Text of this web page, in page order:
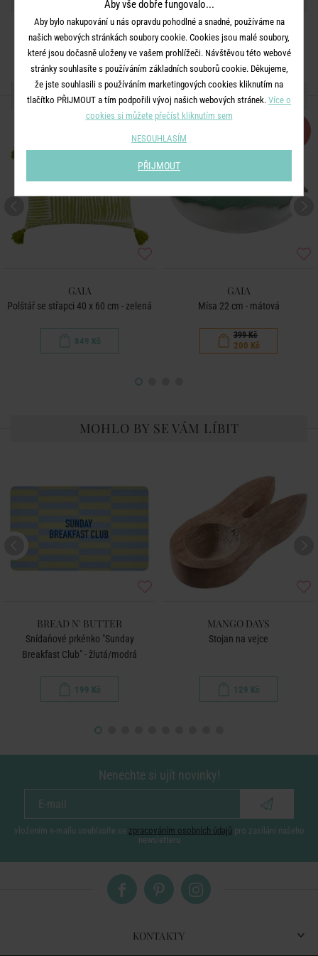
DALŠÍ PRODUKTY ZE SÉRIE
GAIA
Polštář se střapci 40 x 60 cm - zelená
849 Kč
GAIA
Mísa 22 cm - mátová
399 Kč
200 Kč
MOHLO BY SE VÁM LÍBIT
BREAD N' BUTTER
Snídaňové prkénko "Sunday
Breakfast Club" - žlutá/modrá
199 Kč
MANGO DAYS
Stojan na vejce
129 Kč
Nenechte si ujít novinky!
vložením e-mailu souhlasíte se zpracováním osobních údajů pro zasílání našeho
newsletteru
KONTAKTY
Aby vše dobře fungovalo...
Aby bylo nakupování u nás opravdu pohodlné a snadné, používáme na
našich webových stránkách soubory cookie. Cookies jsou malé soubory,
které jsou dočasně uloženy ve vašem prohlížeči. Návštěvou této webové
stránky souhlasíte s používáním základních souborů cookie. Děkujeme,
že jste souhlasili s používáním marketingových cookies kliknutím na
tlačítko PŘIJMOUT a tím podpořili vývoj našich webových stránek. Více o
cookies si můžete přečíst kliknutím sem
NESOUHLASÍM
PŘIJMOUT